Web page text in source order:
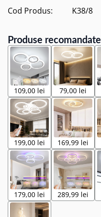
Cod Produs:
K38/8
Produse recomandate
109,00 lei 79,00 lei
199,00 lei 169,99 lei
179,00 lei 289,99 lei